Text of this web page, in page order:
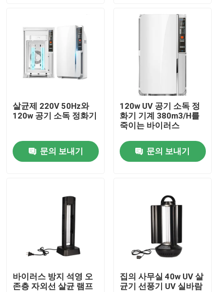
회사 소개
접촉
제품 소개
뒤쪽 마사지사 패드
딥 클렌징 얼굴 기계
포켓용 산소 분사 장치
초음파 치아 세정 장치
살균제 220V 50Hz와
120w 공기 소독 정화기
문의 보내기
120w UV 공기 소독 정
화기 기계 380m3/H를
죽이는 바이러스
문의 보내기
바이러스 방지 석영 오
존층 자외선 살균 램프
집의 사무실 40w UV 살
균기 선풍기 UV 실바람